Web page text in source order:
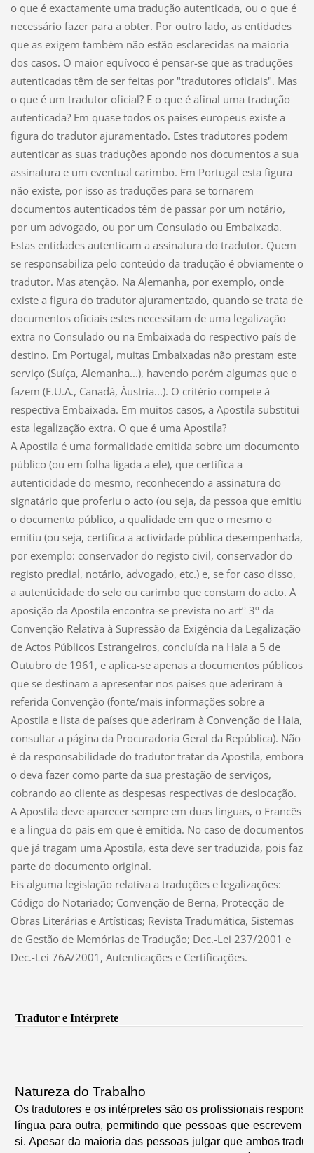
o que é exactamente uma tradução autenticada, ou o que é
necessário fazer para a obter. Por outro lado, as entidades
que as exigem também não estão esclarecidas na maioria
dos casos. O maior equívoco é pensar-se que as traduções
autenticadas têm de ser feitas por "tradutores oficiais". Mas
o que é um tradutor oficial? E o que é afinal uma tradução
autenticada? Em quase todos os países europeus existe a
figura do tradutor ajuramentado. Estes tradutores podem
autenticar as suas traduções apondo nos documentos a sua
assinatura e um eventual carimbo. Em Portugal esta figura
não existe, por isso as traduções para se tornarem
documentos autenticados têm de passar por um notário,
por um advogado, ou por um Consulado ou Embaixada.
Estas entidades autenticam a assinatura do tradutor. Quem
se responsabiliza pelo conteúdo da tradução é obviamente o
tradutor. Mas atenção. Na Alemanha, por exemplo, onde
existe a figura do tradutor ajuramentado, quando se trata de
documentos oficiais estes necessitam de uma legalização
extra no Consulado ou na Embaixada do respectivo país de
destino. Em Portugal, muitas Embaixadas não prestam este
serviço (Suíça, Alemanha...), havendo porém algumas que o
fazem (E.U.A., Canadá, Áustria...). O critério compete à
respectiva Embaixada. Em muitos casos, a Apostila substitui
esta legalização extra. O que é uma Apostila?
A Apostila é uma formalidade emitida sobre um documento
público (ou em folha ligada a ele), que certifica a
autenticidade do mesmo, reconhecendo a assinatura do
signatário que proferiu o acto (ou seja, da pessoa que emitiu
o documento público, a qualidade em que o mesmo o
emitiu (ou seja, certifica a actividade pública desempenhada,
por exemplo: conservador do registo civil, conservador do
registo predial, notário, advogado, etc.) e, se for caso disso,
a autenticidade do selo ou carimbo que constam do acto. A
aposição da Apostila encontra-se prevista no artº 3º da
Convenção Relativa à Supressão da Exigência da Legalização
de Actos Públicos Estrangeiros, concluída na Haia a 5 de
Outubro de 1961, e aplica-se apenas a documentos públicos
que se destinam a apresentar nos países que aderiram à
referida Convenção (fonte/mais informações sobre a
Apostila e lista de países que aderiram à Convenção de Haia,
consultar a página da Procuradoria Geral da República). Não
é da responsabilidade do tradutor tratar da Apostila, embora
o deva fazer como parte da sua prestação de serviços,
cobrando ao cliente as despesas respectivas de deslocação.
A Apostila deve aparecer sempre em duas línguas, o Francês
e a língua do país em que é emitida. No caso de documentos
que já tragam uma Apostila, esta deve ser traduzida, pois faz
parte do documento original.
Eis alguma legislação relativa a traduções e legalizações:
Código do Notariado; Convenção de Berna, Protecção de
Obras Literárias e Artísticas; Revista Tradumática, Sistemas
de Gestão de Memórias de Tradução; Dec.-Lei 237/2001 e
Dec.-Lei 76A/2001, Autenticações e Certificações.
Tradutor e Intérprete
Natureza do Trabalho
Os tradutores e os intérpretes são os profissionais
língua para outra, permitindo que pessoas que escrevem
si. Apesar da maioria das pessoas julgar que ambos